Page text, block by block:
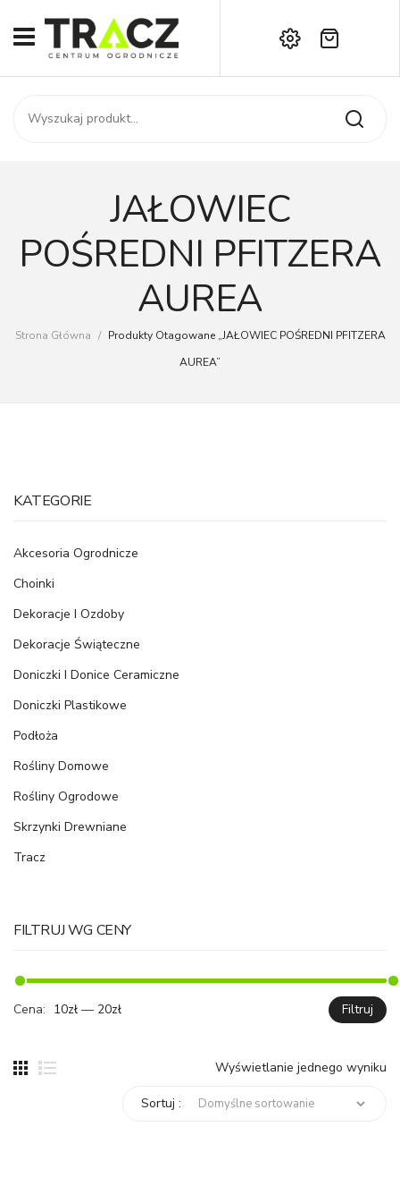
START
SKLEP
KONTAKT
Kontakt
Brak produktów w koszyku.
JAŁOWIEC
POŚREDNI PFITZERA
AUREA
Strona Główna / Produkty Otagowane „JAŁOWIEC POŚREDNI PFITZERA
AUREA”
KATEGORIE
Akcesoria Ogrodnicze
Choinki
Dekoracje I Ozdoby
Dekoracje Świąteczne
Doniczki I Donice Ceramiczne
Doniczki Plastikowe
Podłoża
Rośliny Domowe
Rośliny Ogrodowe
Skrzynki Drewniane
Tracz
FILTRUJ WG CENY
Filtruj
Cena: 10zł — 20zł
Wyświetlanie jednego wyniku
Sortuj :